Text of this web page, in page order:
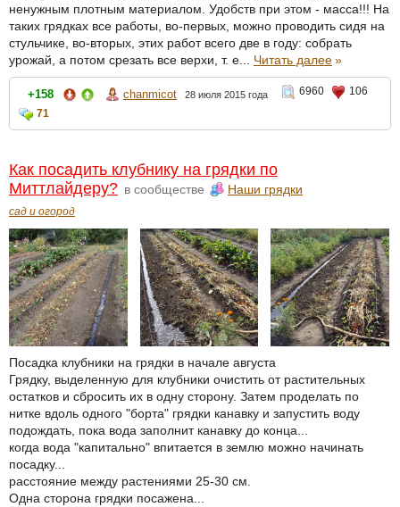
ненужным плотным материалом. Удобств при этом - масса!!! На
таких грядках все работы, во-первых, можно проводить сидя на
стульчике, во-вторых, этих работ всего две в году: собрать
урожай, а потом срезать все верхи, т. е... Читать далее»
+158 chanmicot 28 июля 2015 года 6960
106
71
Как посадить клубнику на грядки по
Миттлайдеру? в сообществе Наши грядки
сад и огород
Посадка клубники на грядки в начале августа
Грядку, выделенную для клубники очистить от растительных
остатков и сбросить их в одну сторону. Затем проделать по
нитке вдоль одного "борта" грядки канавку и запустить воду
подождать, пока вода заполнит канавку до конца...
когда вода "капитально" впитается в землю можно начинать
посадку...
расстояние между растениями 25-30 см.
Одна сторона грядки посажена...